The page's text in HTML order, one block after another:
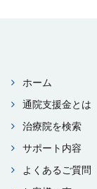
ホーム
通院⽀援⾦とは
治療院を検索
サポート内容
よくあるご質問